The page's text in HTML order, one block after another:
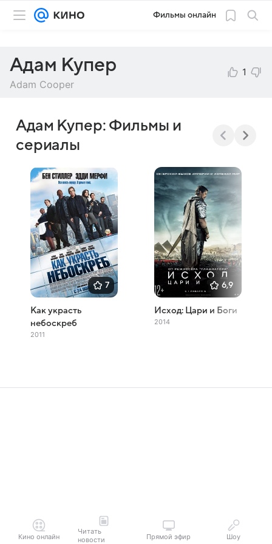
Фильмы онлайн
Адам Купер
Adam Cooper
1
Адам Купер: Фильмы и
сериалы
7
Как украсть
небоскреб
2011
6,9
Исход: Цари и Боги
2014
Кино онлайн
Читать
новости
Прямой эфир Шоу